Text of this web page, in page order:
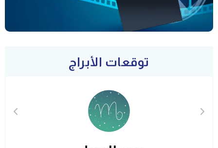
توقعات الأبراج